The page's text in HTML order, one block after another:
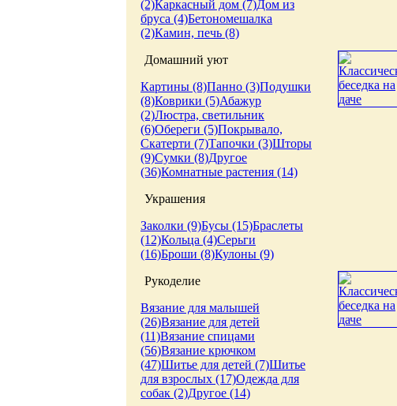
(2)Каркасный дом (7)Дом из
бруса (4)Бетономешалка
(2)Камин, печь (8)
Домашний уют
Картины (8)Панно (3)Подушки
(8)Коврики (5)Абажур
(2)Люстра, светильник
(6)Обереги (5)Покрывало,
Скатерти (7)Тапочки (3)Шторы
(9)Сумки (8)Другое
(36)Комнатные растения (14)
Украшения
Заколки (9)Бусы (15)Браслеты
(12)Кольца (4)Серьги
(16)Броши (8)Кулоны (9)
Рукоделие
Вязание для малышей
(26)Вязание для детей
(11)Вязание спицами
(56)Вязание крючком
(47)Шитье для детей (7)Шитье
для взрослых (17)Одежда для
собак (2)Другое (14)